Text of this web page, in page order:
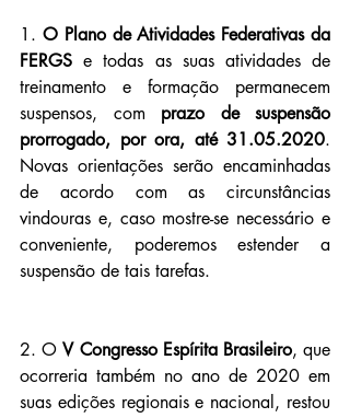
1. O Plano de Atividades Federativas da
FERGS e todas as suas atividades de
treinamento e formação permanecem
suspensos, com prazo de suspensão
prorrogado, por ora, até 31.05.2020.
Novas orientações serão encaminhadas
de acordo com as circunstâncias
vindouras e, caso mostre-se necessário e
conveniente, poderemos estender a
suspensão de tais tarefas.
2. O V Congresso Espírita Brasileiro, que
ocorreria também no ano de 2020 em